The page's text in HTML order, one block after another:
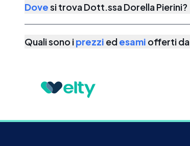
Dovesi trovaDott.ssa Dorella Pierini?
Quali sono iprezzi edesami offerti da